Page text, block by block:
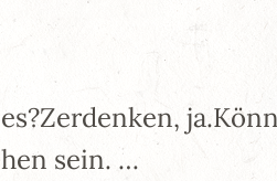
sein. …